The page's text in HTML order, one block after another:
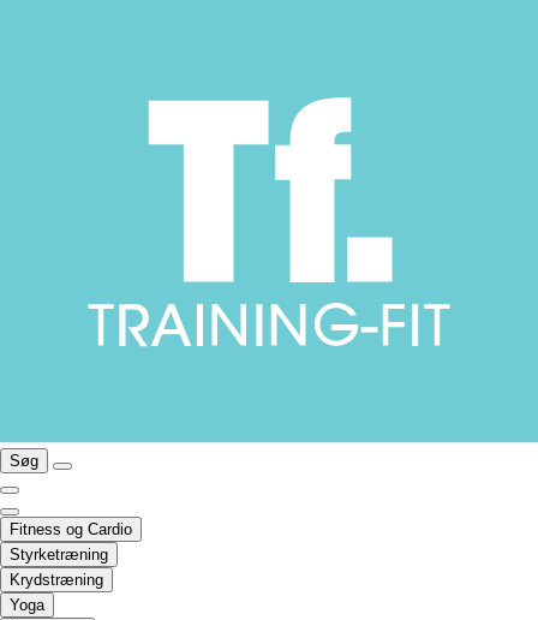
Søg
Fitness og Cardio
Styrketræning
Krydstræning
Yoga